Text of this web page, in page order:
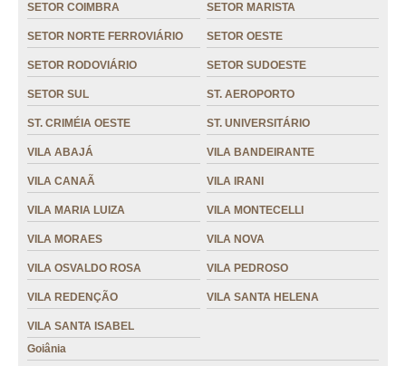
grão de café moído valor Vicente Pires
grão café gourmet VILA CANAÃ
preço de grão de café torrado JARDIM EUROPA
café em grãos SETOR SUL
grãos de café especiais valor VILA ABAJÁ
loja de grão de café gourmet São gabriel do oeste
loja de grão de café torrado RECANTO DO BOSQUE
grão de café valor Cuiabá
preço de grão café Vicente Pires
SETOR COIMBRA SETOR MARISTA
SETOR NORTE FERROVIÁRIO SETOR OESTE
SETOR RODOVIÁRIO SETOR SUDOESTE
SETOR SUL ST. AEROPORTO
ST. CRIMÉIA OESTE ST. UNIVERSITÁRIO
VILA ABAJÁ VILA BANDEIRANTE
VILA CANAÃ VILA IRANI
VILA MARIA LUIZA VILA MONTECELLI
VILA MORAES VILA NOVA
VILA OSVALDO ROSA VILA PEDROSO
VILA REDENÇÃO VILA SANTA HELENA
VILA SANTA ISABEL
Goiânia